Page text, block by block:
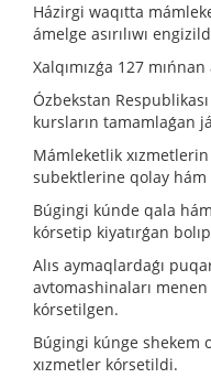
Házirgi waqıtta
ámelge asırılıwı
Xalqımızǵa 127
Ózbekstan
kursların tamamlaǵan
Mámleketlik
subektlerine qolay hám
Búgingi kúnde qala
kórsetip kiyatırǵan
Alıs aymaqlardaǵı
avtomashinaları
kórsetilgen.
Búgingi kúnge shekem
xızmetler kórsetildi.